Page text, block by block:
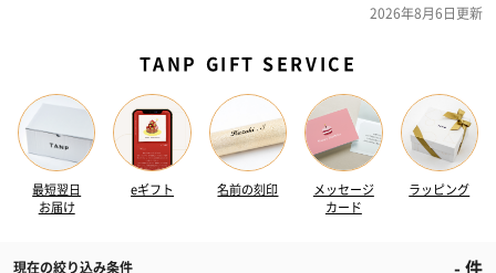
2026年8月6日更新
TANP GIFT SERVICE
最短翌日
お届け
eギフト 名前の刻印
メッセージ
カード
ラッピング
現在の絞り込み条件